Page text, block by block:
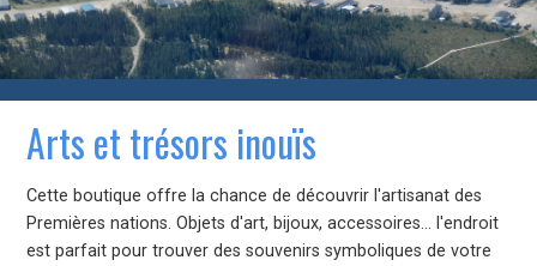
Arts et trésors inouïs
Cette boutique offre la chance de découvrir l'artisanat des
Premières nations. Objets d'art, bijoux, accessoires… l'endroit
est parfait pour trouver des souvenirs symboliques de votre